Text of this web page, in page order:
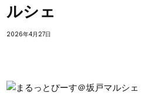
ルシェ
2026年4月27日